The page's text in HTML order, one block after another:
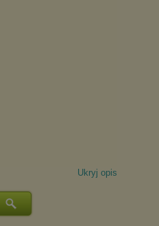
Ukryj opis